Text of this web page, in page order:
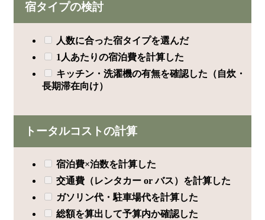
宿タイプの検討
人数に合った宿タイプを選んだ
1人あたりの宿泊費を計算した
キッチン・洗濯機の有無を確認した（自炊・
長期滞在向け）
トータルコストの計算
宿泊費×泊数を計算した
交通費（レンタカー or バス）を計算した
ガソリン代・駐車場代を計算した
総額を算出して予算内か確認した